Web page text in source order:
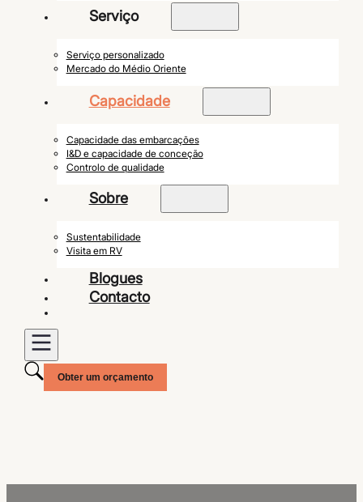
Serviço
Serviço personalizado
Mercado do Médio Oriente
Capacidade
Capacidade das embarcações
I&D e capacidade de conceção
Controlo de qualidade
Sobre
Sustentabilidade
Visita em RV
Blogues
Contacto
Obter um orçamento